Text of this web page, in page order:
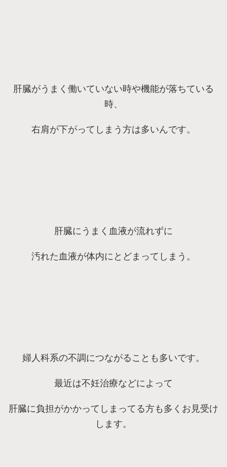
肝臓がうまく働いていない時や機能が落ちている
時、
右肩が下がってしまう方は多いんです。
肝臓にうまく血液が流れずに
汚れた血液が体内にとどまってしまう。
婦人科系の不調につながることも多いです。
最近は不妊治療などによって
肝臓に負担がかかってしまってる方も多くお見受け
します。